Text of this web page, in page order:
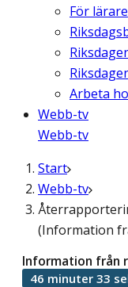
För lärare
Arbeta
Webb-tv
Webb-tv
Start
Webb-tv
(Information
Information från
46 minuter 33